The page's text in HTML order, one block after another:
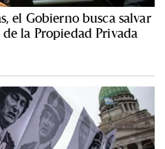
el Gobierno busca salvar
la Propiedad Privada